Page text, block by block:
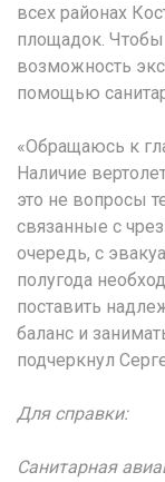
всех районах
площадок.
возможность
помощью
«Обращаюсь к
Наличие
это не вопросы
связанные с
очередь, с
полугода
поставить
баланс и
подчеркнул
Для справки:
Санитарная